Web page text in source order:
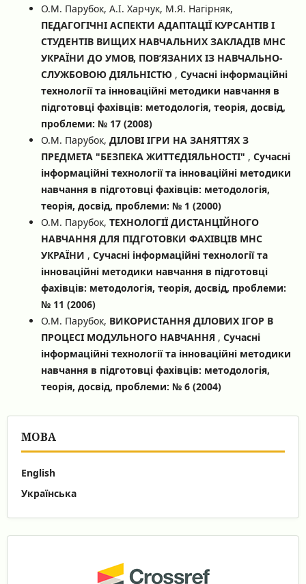
О.М. Парубок, А.І. Харчук, М.Я. Нагірняк,
ПЕДАГОГІЧНІ АСПЕКТИ АДАПТАЦІЇ КУРСАНТІВ І
СТУДЕНТІВ ВИЩИХ НАВЧАЛЬНИХ ЗАКЛАДІВ МНС
УКРАЇНИ ДО УМОВ, ПОВ’ЯЗАНИХ ІЗ НАВЧАЛЬНО-
СЛУЖБОВОЮ ДІЯЛЬНІСТЮ , Сучасні інформаційні
технології та інноваційні методики навчання в
підготовці фахівців: методологія, теорія, досвід,
проблеми: № 17 (2008)
О.М. Парубок, ДІЛОВІ ІГРИ НА ЗАНЯТТЯХ З
ПРЕДМЕТА "БЕЗПЕКА ЖИТТЄДІЯЛЬНОСТІ" , Сучасні
інформаційні технології та інноваційні методики
навчання в підготовці фахівців: методологія,
теорія, досвід, проблеми: № 1 (2000)
О.М. Парубок, ТЕХНОЛОГІЇ ДИСТАНЦІЙНОГО
НАВЧАННЯ ДЛЯ ПІДГОТОВКИ ФАХІВЦІВ МНС
УКРАЇНИ , Сучасні інформаційні технології та
інноваційні методики навчання в підготовці
фахівців: методологія, теорія, досвід, проблеми:
№ 11 (2006)
О.М. Парубок, ВИКОРИСТАННЯ ДІЛОВИХ ІГОР В
ПРОЦЕСІ МОДУЛЬНОГО НАВЧАННЯ , Сучасні
інформаційні технології та інноваційні методики
навчання в підготовці фахівців: методологія,
теорія, досвід, проблеми: № 6 (2004)
МОВА
English
Українська